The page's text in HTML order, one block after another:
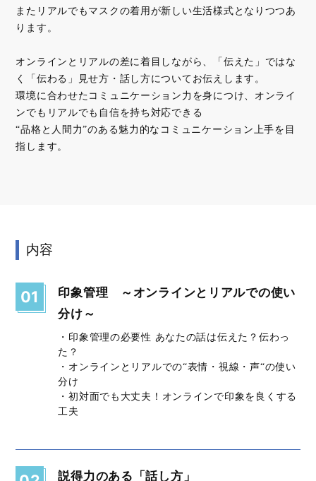
またリアルでもマスクの着用が新しい生活様式となりつつあ
ります。
オンラインとリアルの差に着目しながら、「伝えた」ではな
く「伝わる」見せ方・話し方についてお伝えします。
環境に合わせたコミュニケーション力を身につけ、オンライ
ンでもリアルでも自信を持ち対応できる
“品格と人間力”のある魅力的なコミュニケーション上手を目
指します。
内容
01
印象管理 ～オンラインとリアルでの使い
分け～
・印象管理の必要性 あなたの話は伝えた？伝わっ
た？
・オンラインとリアルでの“表情・視線・声“の使い
分け
・初対面でも大丈夫！オンラインで印象を良くする
工夫
説得力のある「話し方」